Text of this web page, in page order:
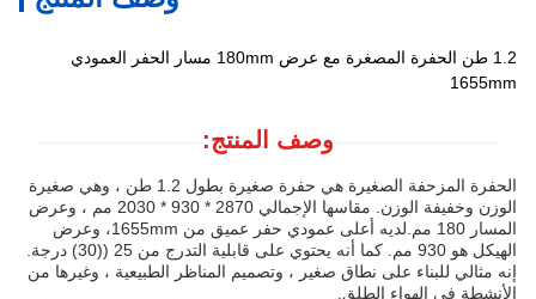
1.2 طن الحفرة المصغرة مع عرض 180mm مسار الحفر العمودي
1655mm
وصف المنتج:
الحفرة المزحفة الصغيرة هي حفرة صغيرة بطول 1.2 طن ، وهي صغيرة
الوزن وخفيفة الوزن. مقاسها الإجمالي 2870 * 930 * 2030 مم ، وعرض
المسار 180 مم.لديه أعلى عمودي حفر عميق من 1655mm، وعرض
الهيكل هو 930 مم. كما أنه يحتوي على قابلية التدرج من 25 ((30) درجة.
إنه مثالي للبناء على نطاق صغير ، وتصميم المناظر الطبيعية ، وغيرها من
الأنشطة في الهواء الطلق.